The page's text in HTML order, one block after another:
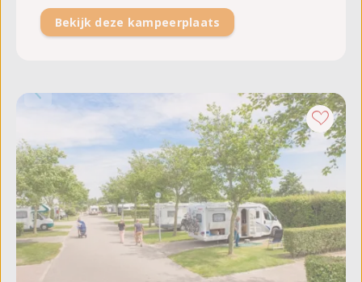
Bekijk deze kampeerplaats